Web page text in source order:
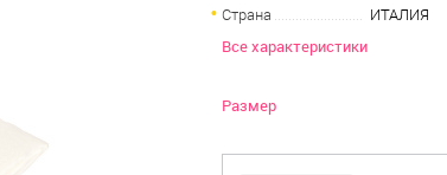
Страна
ИТАЛИЯ
Все характеристики
Размер